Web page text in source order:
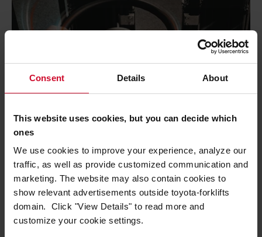
Consent Details About
This website uses cookies, but you can decide which
ones
We use cookies to improve your experience, analyze our
traffic, as well as provide customized communication and
marketing. The website may also contain cookies to
show relevant advertisements outside toyota-forklifts
domain. Click "View Details" to read more and
customize your cookie settings.
Säkerhet
Körkort eller körtillstånd för att köra ...
lästid: 4 minuter
Utbildning
Läs mer